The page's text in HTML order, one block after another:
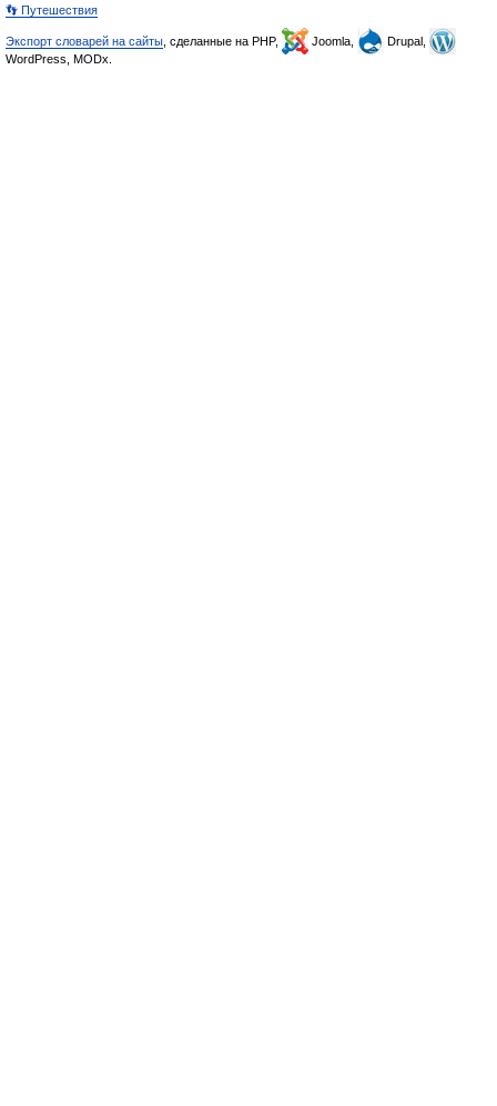
👣 Путешествия
Экспорт словарей на сайты , сделанные на PHP, Joomla,
Drupal,
WordPress, MODx.